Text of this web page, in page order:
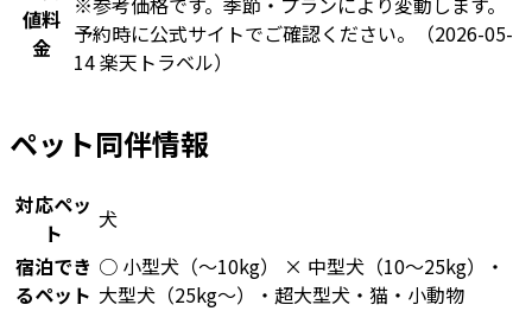
値料
金
予約時に公式サイトでご確認ください。
（2026-05-
14 楽天トラベル）
ペット同伴情報
対応ペッ
ト
犬
宿泊でき
るペット
○ 小型犬（〜10kg） × 中型犬（10〜25kg）・
大型犬（25kg〜）・超大型犬・猫・小動物